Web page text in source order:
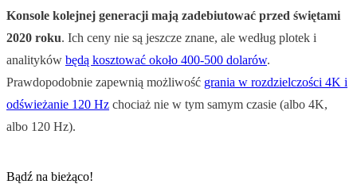
Konsole kolejnej generacji mają zadebiutować przed świętami
2020 roku. Ich ceny nie są jeszcze znane, ale według plotek i
analityków będą kosztować około 400-500 dolarów.
Prawdopodobnie zapewnią możliwość grania w rozdzielczości 4K i
odświeżanie 120 Hz chociaż nie w tym samym czasie (albo 4K,
albo 120 Hz).
Bądź na bieżąco!